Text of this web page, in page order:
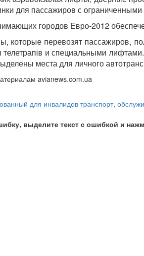
для пассажиров с
городов Евро-2012
которые перевозят пассажиров,
телетрапів и специальными
места для личного
avianews.com.ua
для инвалидов транспорт,
выделите текст с ошибкой и